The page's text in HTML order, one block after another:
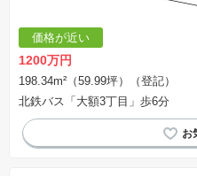
価格が近い
1200万円
198.34m²（59.99坪）（登記）
北鉄バス「大額3丁目」歩6分